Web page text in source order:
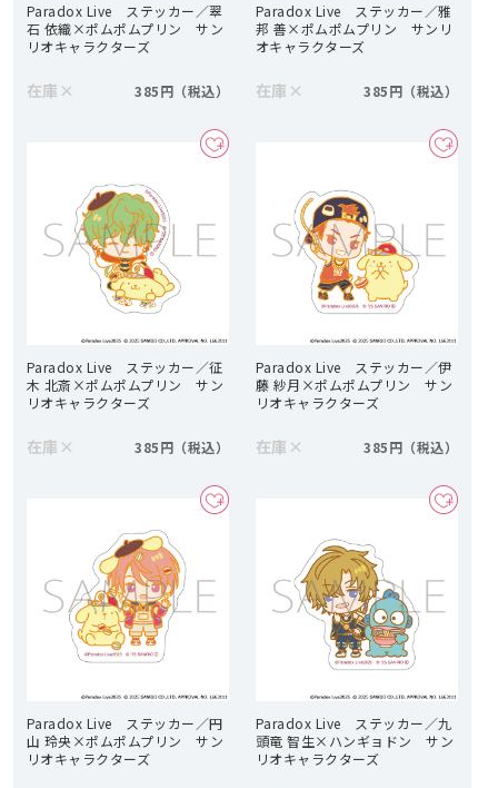
Paradox Live ステッカー／翠
石 依織×ポムポムプリン サン
リオキャラクターズ
在庫 × 385円
Paradox Live ステッカー／雅
邦 善×ポムポムプリン サンリ
オキャラクターズ
在庫 × 385円
Paradox Live ステッカー／征
木 北斎×ポムポムプリン サン
リオキャラクターズ
在庫 × 385円
Paradox Live ステッカー／伊
藤 紗月×ポムポムプリン サン
リオキャラクターズ
在庫 × 385円
Paradox Live ステッカー／円
山 玲央×ポムポムプリン サン
リオキャラクターズ
Paradox Live ステッカー／九
頭竜 智生×ハンギョドン サン
リオキャラクターズ